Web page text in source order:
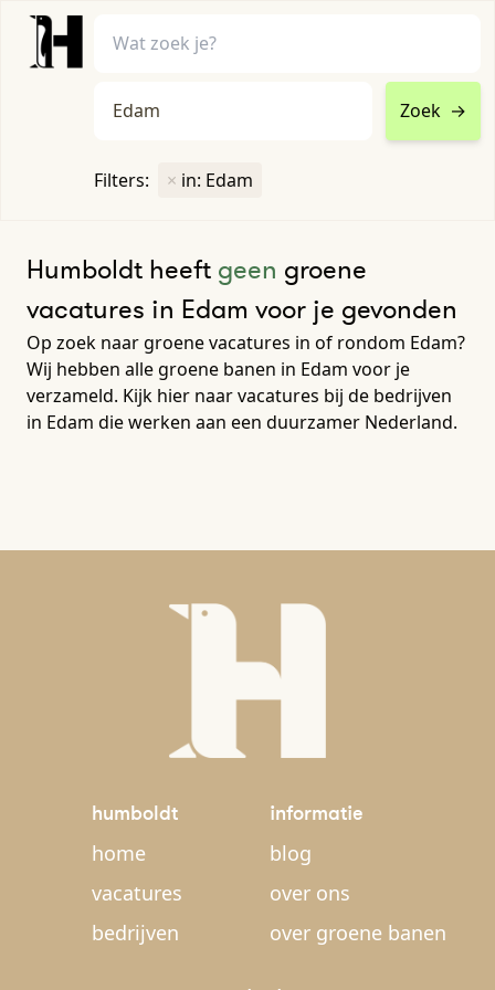
Zoek →
Filters: × in: Edam
Humboldt heeft geen groene
vacatures in Edam voor je gevonden
Op zoek naar groene vacatures in of rondom Edam?
Wij hebben alle groene banen in Edam voor je
verzameld. Kijk hier naar vacatures bij de bedrijven
in Edam die werken aan een duurzamer Nederland.
humboldt
home
vacatures
bedrijven
informatie
blog
over ons
over groene banen